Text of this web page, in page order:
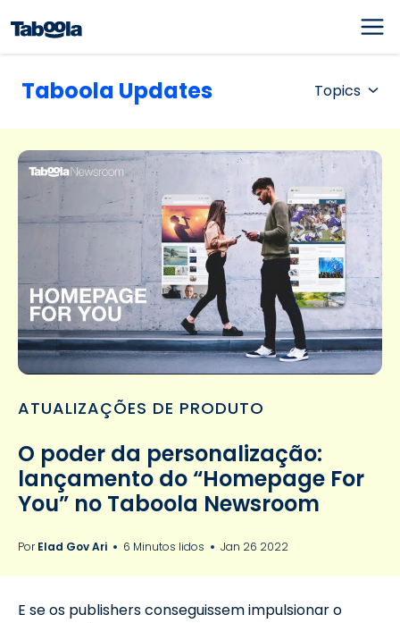
Taboola Updates Topics
ATUALIZAÇÕES DE PRODUTO
O poder da personalização:
lançamento do “Homepage For
You” no Taboola Newsroom
PorElad Gov Ari 6 Minutos lidos Jan 26 2022
E se os publishers conseguissem impulsionar o